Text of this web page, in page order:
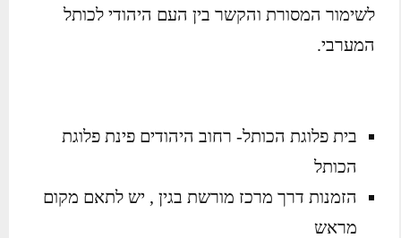
לשימור המסורת והקשר בין העם היהודי לכותל
המערבי.
בית פלוגת הכותל- רחוב היהודים פינת פלוגת
הכותל
הזמנות דרך מרכז מורשת בגין , יש לתאם מקום
מראש